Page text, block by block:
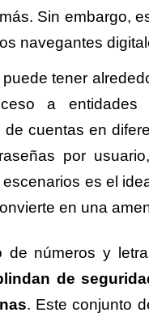
Sin embargo,
navegantes
tener
a entidades
cuentas en
por
es el
en una
de números y
de
. Este conjunto